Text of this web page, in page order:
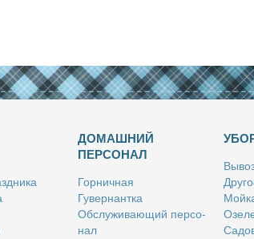
ДОМАШНИЙ
ПЕРСОНАЛ
Гор­нич­ная
Гу­вер­нант­ка
Об­слу­жи­ва­ю­щий пер­со­
нал